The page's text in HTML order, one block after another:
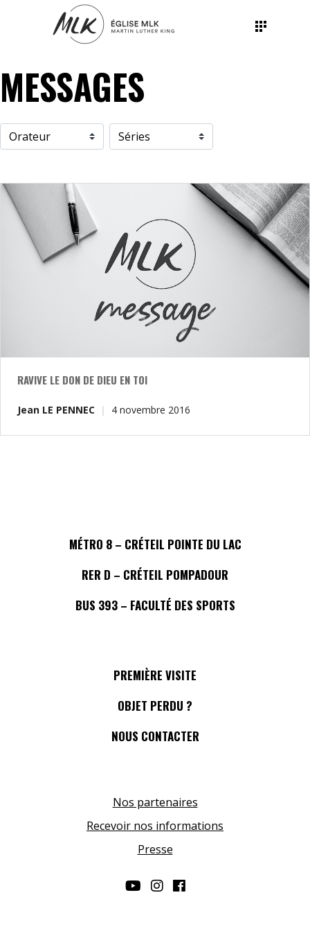
MESSAGES
RAVIVE LE DON DE DIEU EN TOI
Jean LE PENNEC 4 novembre 2016
MÉTRO 8 – CRÉTEIL POINTE DU LAC
RER D – CRÉTEIL POMPADOUR
BUS 393 – FACULTÉ DES SPORTS
PREMIÈRE VISITE
OBJET PERDU ?
NOUS CONTACTER
Nos partenaires
Recevoir nos informations
Presse